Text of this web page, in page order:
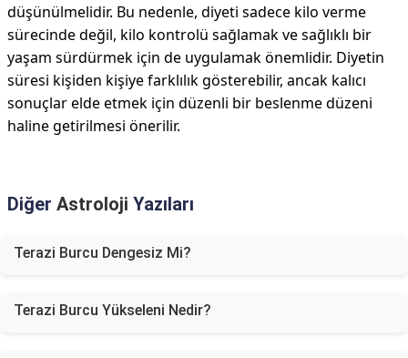
düşünülmelidir. Bu nedenle, diyeti sadece kilo verme
sürecinde değil, kilo kontrolü sağlamak ve sağlıklı bir
yaşam sürdürmek için de uygulamak önemlidir. Diyetin
süresi kişiden kişiye farklılık gösterebilir, ancak kalıcı
sonuçlar elde etmek için düzenli bir beslenme düzeni
haline getirilmesi önerilir.
Diğer Astroloji Yazıları
Terazi Burcu Dengesiz Mi?
Terazi Burcu Yükseleni Nedir?